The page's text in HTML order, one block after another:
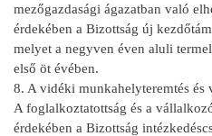
mezőgazdasági ágazatban való
érdekében a Bizottság új
melyet a negyven éven aluli
első öt évében.
8. A vidéki munkahelyteremtés és
A foglalkoztatottság és a
érdekében a Bizottság